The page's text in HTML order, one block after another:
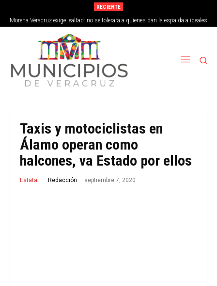
RECIENTE
Morena Veracruz exige lealtad: no se tolerará a quienes dan la espalda a ideales
de la 4T
Taxis y motociclistas en
Álamo operan como
halcones, va Estado por ellos
Estatal Redacción septiembre 7, 2020